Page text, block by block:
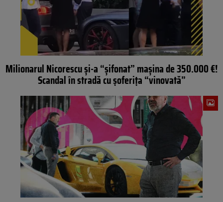
Milionarul Nicorescu și-a “șifonat” mașina de 350.000 €!
Scandal în stradă cu șoferița “vinovată”